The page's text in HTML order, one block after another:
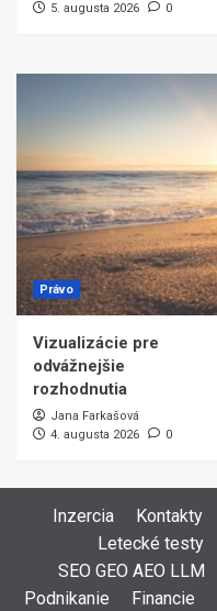
5. augusta 2026
0
Právo
Vizualizácie pre
odvážnejšie
rozhodnutia
Jana Farkašová
4. augusta 2026
0
Inzercia Kontakty
Letecké testy
SEO GEO AEO LLM
Podnikanie
Financie